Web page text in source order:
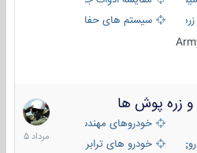
سیستم های حفاظت فعال
پوش ها
خودروهای مهندسی
های رزمی پیاده نظام
خودرو های ترابری نظامی
2
مرداد
1405